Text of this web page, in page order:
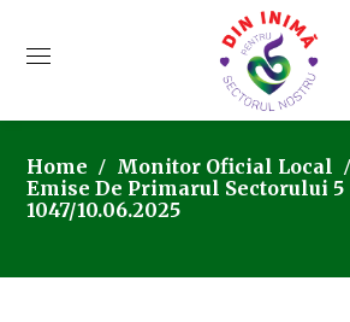
Home Monitor Oficial Local
Emise De Primarul Sectorului 5
1047/10.06.2025